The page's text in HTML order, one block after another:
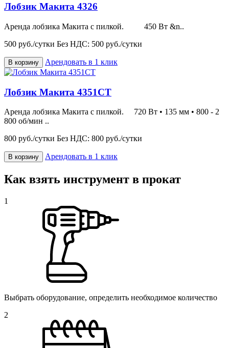
Лобзик Макита 4326
Аренда лобзика Макита с пилкой. 450 Вт &n..
500 руб./сутки Без НДС: 500 руб./сутки
В корзину Арендовать в 1 клик
Лобзик Макита 4351CT
Аренда лобзика Макита с пилкой. 720 Вт • 135 мм • 800 - 2
800 об/мин ..
800 руб./сутки Без НДС: 800 руб./сутки
В корзину Арендовать в 1 клик
Как взять инструмент в прокат
1
Выбрать оборудование, определить необходимое количество
2